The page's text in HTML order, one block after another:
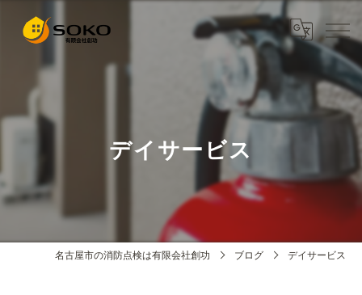
デイサービス
名古屋市の消防点検は有限会社創功 ブログ デイサービス